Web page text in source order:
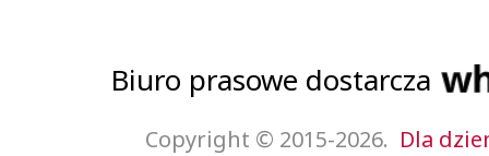
Biuro prasowe dostarcza
Copyright © 2015-2026. Dla